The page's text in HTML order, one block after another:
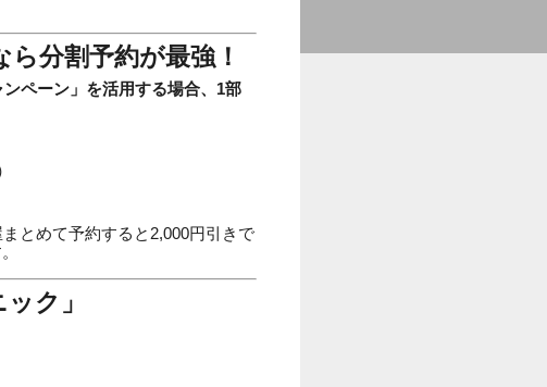
分割予約が最強！
ペーン」を活用する場合、1部
とめて予約すると2,000円引きで
ク」